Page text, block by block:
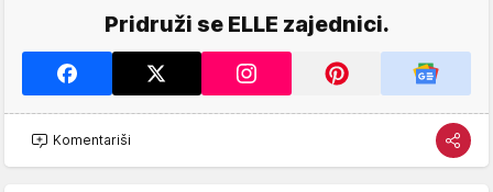
Pridruži se ELLE zajednici.
Komentariši